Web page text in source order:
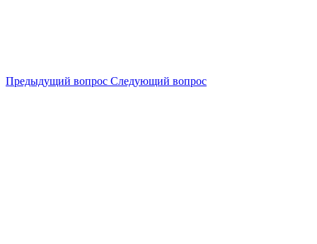
Предыдущий вопрос Следующий вопрос